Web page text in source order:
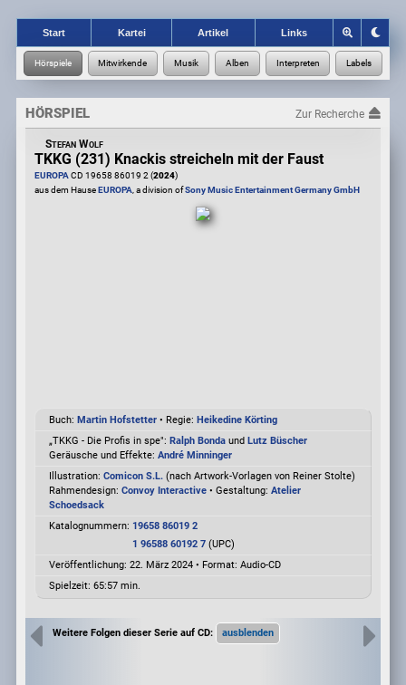
Start Kartei Artikel Links
HÖRSPIEL Zur Recherche
Stefan Wolf
TKKG (231) Knackis streicheln mit der Faust
EUROPACD 19658 86019 2 (2024)
aus dem Hause EUROPA, a division ofSony Music Entertainment Germany GmbH
Buch: Martin Hofstetter• Regie: Heikedine Körting
„TKKG - Die Profis in spe": Ralph Bondaund Lutz Büscher
Geräusche und Effekte: André Minninger
Illustration: Comicon S.L.(nach Artwork-Vorlagen von Reiner Stolte)
Rahmendesign: Convoy Interactive• Gestaltung: Atelier
Schoedsack
Katalognummern: 19658 86019 2
1 96588 60192 7(UPC)
Veröffentlichung: 22. März 2024• Format: Audio-CD
Spielzeit: 65:57 min.
Weitere Folgen dieser Serie auf CD: